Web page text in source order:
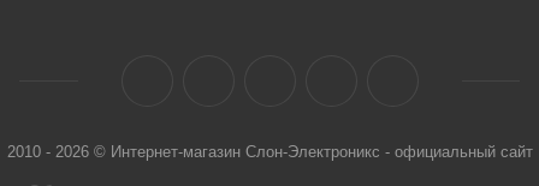
2010 - 2026 © Интернет-магазин Слон-Электроникс - официальный сайт